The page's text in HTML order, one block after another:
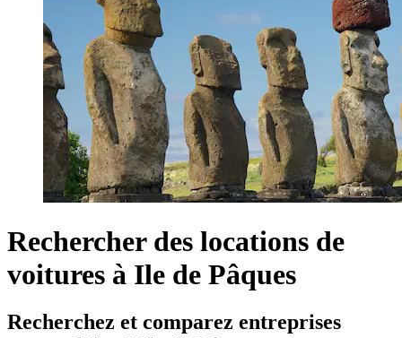
Rechercher des locations de
voitures à Ile de Pâques
Recherchez et comparez entreprises